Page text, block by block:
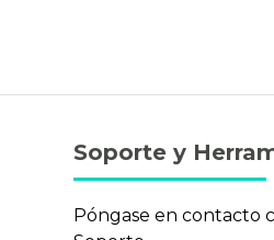
Soporte y
Póngase en contacto